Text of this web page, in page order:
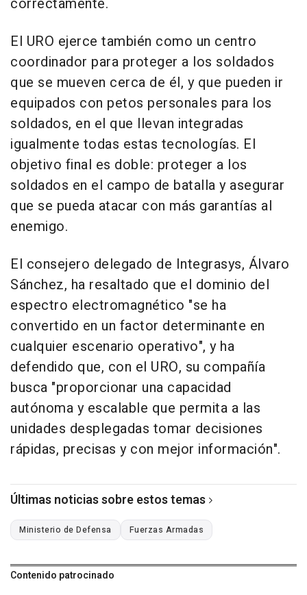
correctamente.
El URO ejerce también como un centro
coordinador para proteger a los soldados
que se mueven cerca de él, y que pueden ir
equipados con petos personales para los
soldados, en el que llevan integradas
igualmente todas estas tecnologías. El
objetivo final es doble: proteger a los
soldados en el campo de batalla y asegurar
que se pueda atacar con más garantías al
enemigo.
El consejero delegado de Integrasys, Álvaro
Sánchez, ha resaltado que el dominio del
espectro electromagnético "se ha
convertido en un factor determinante en
cualquier escenario operativo", y ha
defendido que, con el URO, su compañía
busca "proporcionar una capacidad
autónoma y escalable que permita a las
unidades desplegadas tomar decisiones
rápidas, precisas y con mejor información".
Últimas noticias sobre estos temas
Ministerio de Defensa Fuerzas Armadas
Contenido patrocinado